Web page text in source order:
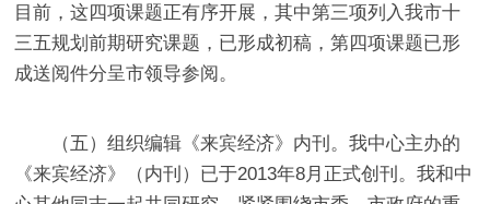
目前，这四项课题正有序开展，其中第三项列入我市十
三五规划前期研究课题，已形成初稿，第四项课题已形
成送阅件分呈市领导参阅。
（五）组织编辑《来宾经济》内刊。我中心主办的
《来宾经济》（内刊）已于2013年8月正式创刊。我和中